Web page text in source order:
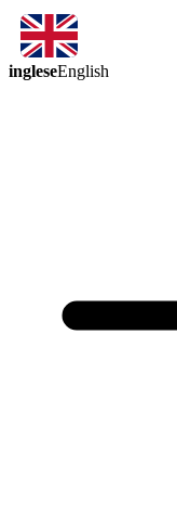
ingleseEnglish